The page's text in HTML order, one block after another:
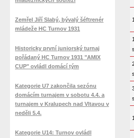
1.
Zemřel Jiří Slabý, bývalý šéftrenér
mládeže HC Turnov 1931
Historicky první juniorský turnaj
pořádaný HC Turnov 1931 "AMIX
CUP" ovládl domácí tým
Kategorie U7 zakončila sezónu
domácím turnajem v sobotu 4.4. a
turnajem v Kralupech nad Vltavou v
neděli 5.4.
Kategorie U14: Turnov ovládl